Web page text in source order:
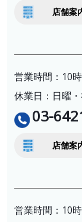
店舗案
営業時間：10
休業日：日曜
03-
店舗案
営業時間：10